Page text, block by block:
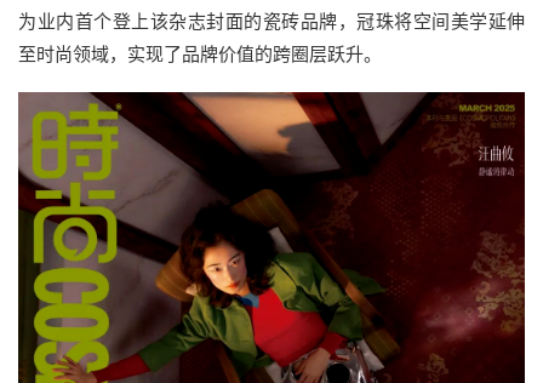
为业内首个登上该杂志封面的瓷砖品牌，冠珠将空间美学延伸
至时尚领域，实现了品牌价值的跨圈层跃升。